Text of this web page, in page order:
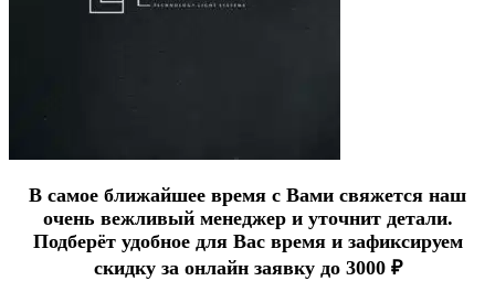
В самое ближайшее время с Вами свяжется наш
очень вежливый менеджер и уточнит детали.
Подберёт удобное для Вас время и зафиксируем
скидку за онлайн заявку до 3000 ₽